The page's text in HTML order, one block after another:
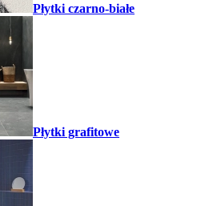
Płytki czarno-białe
Płytki grafitowe